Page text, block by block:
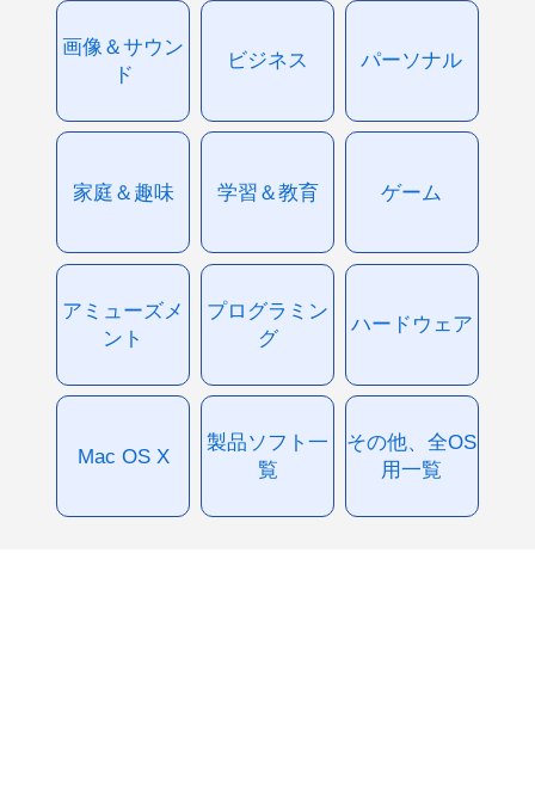
画像＆サウン
ド
ビジネス パーソナル
家庭＆趣味 学習＆教育 ゲーム
アミューズメ
ント
プログラミン
グ
ハードウェア
Mac OS X
製品ソフト一
覧
その他、全OS
用一覧